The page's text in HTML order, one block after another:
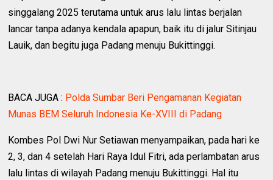
singgalang 2025 terutama untuk arus lalu lintas berjalan
lancar tanpa adanya kendala apapun, baik itu di jalur Sitinjau
Lauik, dan begitu juga Padang menuju Bukittinggi.
BACA JUGA : Polda Sumbar Beri Pengamanan Kegiatan
Munas BEM Seluruh Indonesia Ke-XVIII di Padang
Kombes Pol Dwi Nur Setiawan menyampaikan, pada hari ke
2, 3, dan 4 setelah Hari Raya Idul Fitri, ada perlambatan arus
lalu lintas di wilayah Padang menuju Bukittinggi. Hal itu